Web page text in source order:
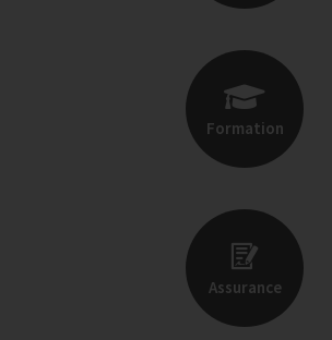
Formation
Assurance